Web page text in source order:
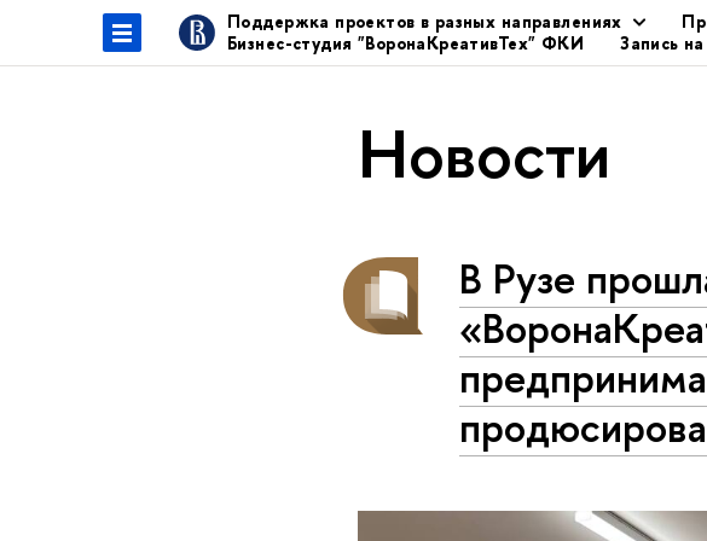
Поддержка проектов в разных направлениях
Бизнес-студия "ВоронаКреативТех" ФКИ
Запись
Новости
В Рузе